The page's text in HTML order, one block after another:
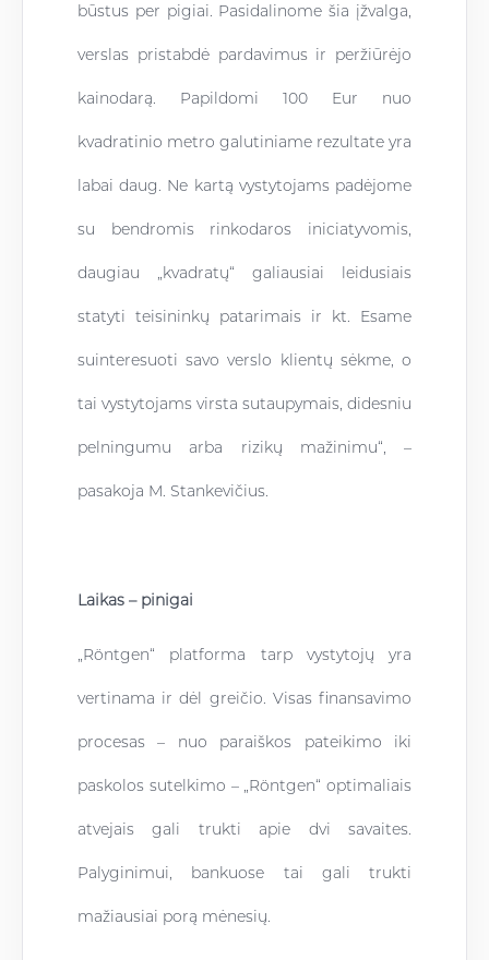
būstus per pigiai. Pasidalinome šia įžvalga,
verslas pristabdė pardavimus ir peržiūrėjo
kainodarą. Papildomi 100 Eur nuo
kvadratinio metro galutiniame rezultate yra
labai daug. Ne kartą vystytojams padėjome
su bendromis rinkodaros iniciatyvomis,
daugiau „kvadratų“ galiausiai leidusiais
statyti teisininkų patarimais ir kt. Esame
suinteresuoti savo verslo klientų sėkme, o
tai vystytojams virsta sutaupymais, didesniu
pelningumu arba rizikų mažinimu“, –
pasakoja M. Stankevičius.
Laikas – pinigai
„Röntgen“ platforma tarp vystytojų yra
vertinama ir dėl greičio. Visas finansavimo
procesas – nuo paraiškos pateikimo iki
paskolos sutelkimo – „Röntgen“ optimaliais
atvejais gali trukti apie dvi savaites.
Palyginimui, bankuose tai gali trukti
mažiausiai porą mėnesių.